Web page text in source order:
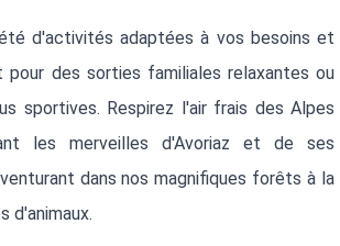
d'activités adaptées à vos besoins et
pour des sorties familiales relaxantes ou
sportives. Respirez l'air frais des Alpes
les merveilles d'Avoriaz et de ses
dans nos magnifiques forêts à la
d'animaux.